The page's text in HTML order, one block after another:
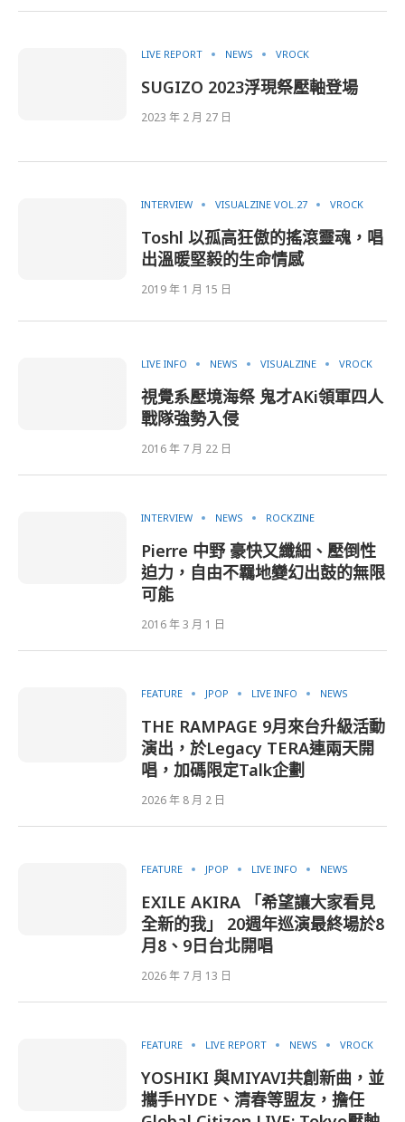
LIVE REPORT NEWS VROCK
SUGIZO 2023浮現祭壓軸登場
2023 年 2 月 27 日
INTERVIEW VISUALZINE VOL.27 VROCK
Toshl 以孤高狂傲的搖滾靈魂，唱
出溫暖堅毅的生命情感
2019 年 1 月 15 日
LIVE INFO NEWS VISUALZINE VROCK
視覺系壓境海祭 鬼才AKi領軍四人
戰隊強勢入侵
2016 年 7 月 22 日
INTERVIEW NEWS ROCKZINE
Pierre 中野 豪快又纖細、壓倒性
迫力，自由不羈地變幻出鼓的無限
可能
2016 年 3 月 1 日
FEATURE JPOP LIVE INFO NEWS
THE RAMPAGE 9月來台升級活動
演出，於Legacy TERA連兩天開
唱，加碼限定Talk企劃
2026 年 8 月 2 日
FEATURE JPOP LIVE INFO NEWS
EXILE AKIRA 「希望讓大家看見
全新的我」 20週年巡演最終場於8
月8、9日台北開唱
2026 年 7 月 13 日
FEATURE LIVE REPORT NEWS VROCK
YOSHIKI 與MIYAVI共創新曲，並
攜手HYDE、清春等盟友，擔任